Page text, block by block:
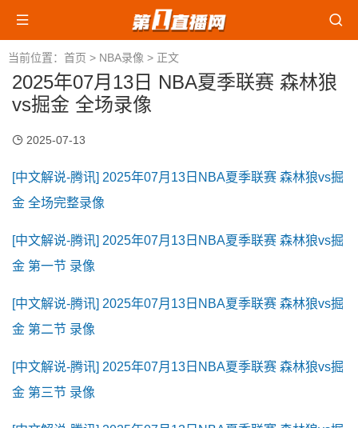
当前位置： 首页 > NBA录像 > 正文
2025年07月13日 NBA夏季联赛 森林狼
vs掘金 全场录像
2025-07-13
[中文解说-腾讯] 2025年07月13日NBA夏季联赛 森林狼vs掘
金 全场完整录像
[中文解说-腾讯] 2025年07月13日NBA夏季联赛 森林狼vs掘
金 第一节 录像
[中文解说-腾讯] 2025年07月13日NBA夏季联赛 森林狼vs掘
金 第二节 录像
[中文解说-腾讯] 2025年07月13日NBA夏季联赛 森林狼vs掘
金 第三节 录像